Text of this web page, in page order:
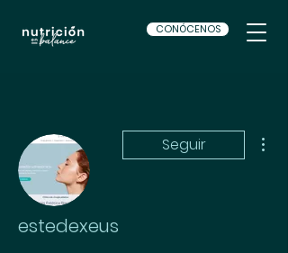
CONÓCENOS
Seguir
estedexeus